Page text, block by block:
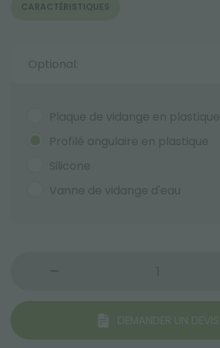
CARACTÉRISTIQUES
Optional:
Plaque de vidange en plastique
Profilé angulaire en plastique
Silicone
Vanne de vidange d'eau
DEMANDER UN DEVIS